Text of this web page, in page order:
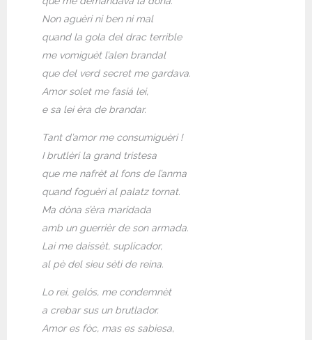
Non aguèri ni ben ni mal
quand la gola del drac terrible
me vomiguèt l’alen brandal
que del verd secret me gardava.
Amor solet me fasiá lei,
e sa lei èra de brandar.
Tant d’amor me consumiguèri !
I brutlèri la grand tristesa
que me nafrèt al fons de l’anma
quand foguèri al palatz tornat.
Ma dòna s’èra maridada
amb un guerrièr de son armada.
Lai me daissèt, suplicador,
al pè del sieu sèti de reina.
Lo rei, gelós, me condemnèt
a crebar sus un brutlador.
Amor es fòc, mas es sabiesa,